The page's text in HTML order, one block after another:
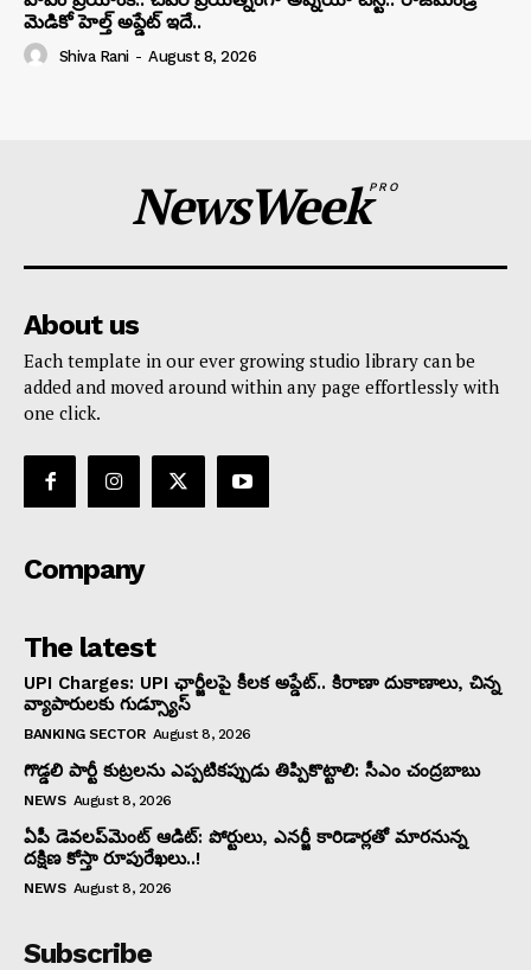
మెడికో హెల్త్ అప్డేట్ ఇదే..
Shiva Rani - August 8, 2026
NewsWeekPRO
About us
Each template in our ever growing studio library can be
added and moved around within any page effortlessly with
one click.
Company
The latest
UPI Charges: UPI ఛార్జీలపై కీలక అప్డేట్.. కిరాణా దుకాణాలు, చిన్న
వ్యాపారులకు గుడ్స్యూస్
BANKING SECTOR August 8, 2026
గొడ్డలి పార్టీ కుట్రలను ఎప్పటికప్పుడు తిప్పికొట్టాలి: సీఎం చంద్రబాబు
NEWS August 8, 2026
ఏపీ డెవలప్‌మెంట్ ఆడిట్: పోర్టులు, ఎనర్జీ కారిడార్లతో మారనున్న
దక్షిణ కోస్తా రూపురేఖలు..!
NEWS August 8, 2026
Subscribe